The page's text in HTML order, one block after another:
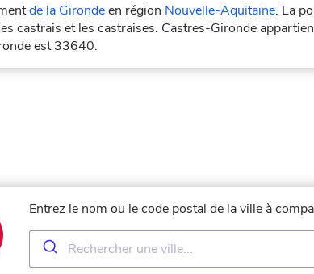
de la Girondeen région Nouvelle-Aquitaine. La
castrais et les castraises. Castres-Gironde
est 33640.
Entrez le nom ou le code postal de la ville à